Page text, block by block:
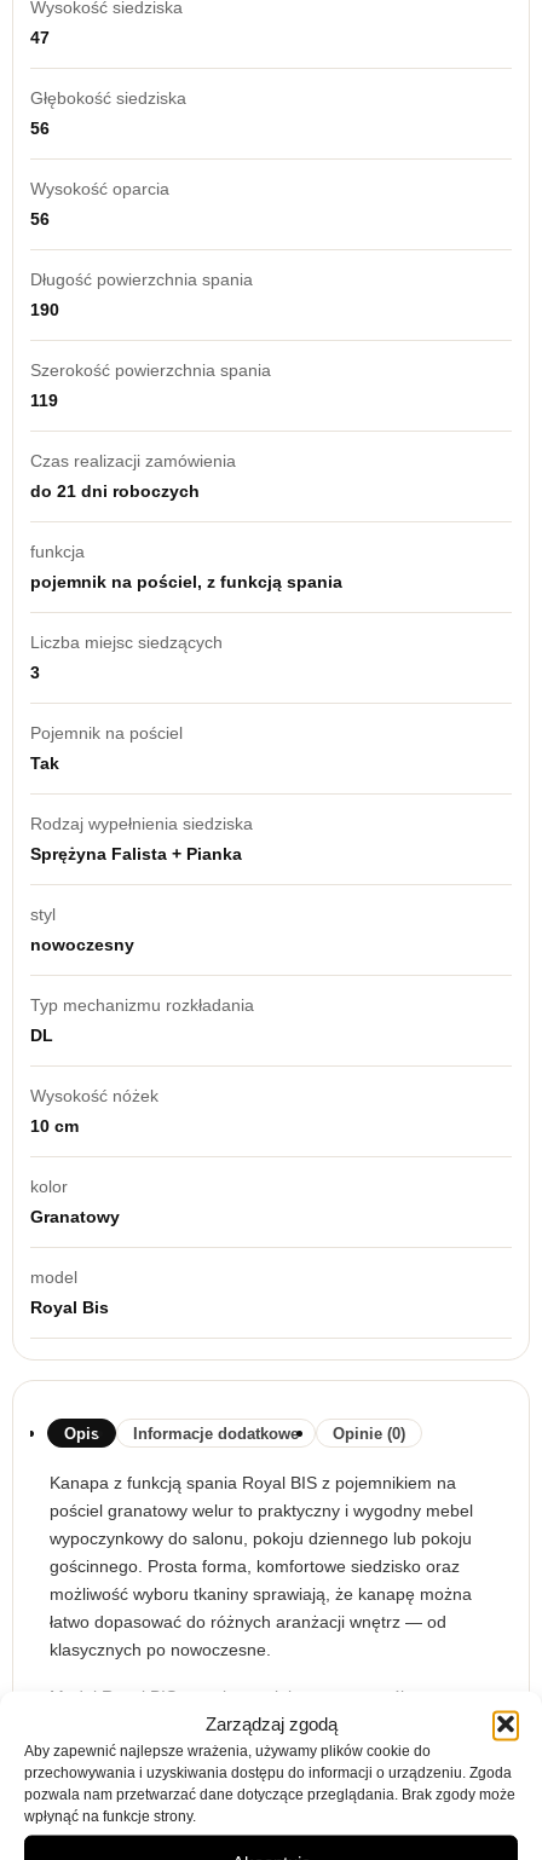
Zarządzaj zgodą
Aby zapewnić najlepsze wrażenia, używamy plików cookie do
przechowywania i uzyskiwania dostępu do informacji o urządzeniu. Zgoda
pozwala nam przetwarzać dane dotyczące przeglądania. Brak zgody może
wpłynąć na funkcje strony.
Wysokość siedziska
47
Głębokość siedziska
56
Wysokość oparcia
56
Długość powierzchnia spania
190
Szerokość powierzchnia spania
119
Czas realizacji zamówienia
do 21 dni roboczych
funkcja
pojemnik na pościel, z funkcją spania
Liczba miejsc siedzących
3
Pojemnik na pościel
Tak
Rodzaj wypełnienia siedziska
Sprężyna Falista + Pianka
styl
nowoczesny
Typ mechanizmu rozkładania
DL
Wysokość nóżek
10 cm
kolor
Granatowy
model
Royal Bis
Opis Informacje dodatkowe Opinie (0)
Kanapa z funkcją spania Royal BIS z pojemnikiem na
pościel granatowy welur to praktyczny i wygodny mebel
wypoczynkowy do salonu, pokoju dziennego lub pokoju
gościnnego. Prosta forma, komfortowe siedzisko oraz
możliwość wyboru tkaniny sprawiają, że kanapę można
łatwo dopasować do różnych aranżacji wnętrz — od
klasycznych po nowoczesne.
Model Royal BIS został zaprojektowany z myślą o
codziennym odpoczynku. Wypełnienie ze sprężyny falistej
oraz pianki zapewnia wygodne podparcie podczas
siedzenia, relaksu i oglądania telewizji. Stabilna
konstrukcja oparta na płycie meblowej i litym drewnie
wpływa na trwałość mebla oraz komfort użytkowania na